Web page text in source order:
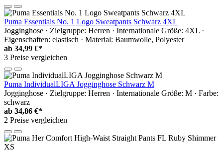
Puma Essentials No. 1 Logo Sweatpants Schwarz 4XL
Jogginghose · Zielgruppe: Herren · Internationale Größe: 4XL ·
Eigenschaften: elastisch · Material: Baumwolle, Polyester
ab 34,99 €*
3 Preise vergleichen
Puma IndividualLIGA Jogginghose Schwarz M
Jogginghose · Zielgruppe: Herren · Internationale Größe: M · Farbe:
schwarz
ab 34,86 €*
2 Preise vergleichen